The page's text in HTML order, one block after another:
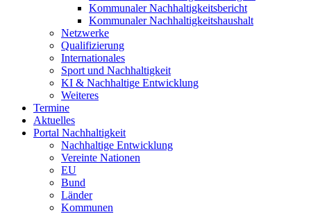
Kommunaler Nachhaltigkeitsbericht
Kommunaler Nachhaltigkeitshaushalt
Netzwerke
Qualifizierung
Internationales
Sport und Nachhaltigkeit
KI & Nachhaltige Entwicklung
Weiteres
Termine
Aktuelles
Portal Nachhaltigkeit
Nachhaltige Entwicklung
Vereinte Nationen
EU
Bund
Länder
Kommunen